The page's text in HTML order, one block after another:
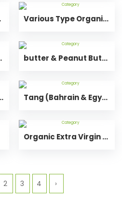
Various Type Organic Apple Cider Vinegar-বিভিন্ন প্রকার অর্গানিক এপেল সিডার ভিনেগার
আটা,যবের ছাতু butter & Peanut Butter-বাটার এবং পিনাট বাটার
মেস্ওয়াক, Attar-আতর Tang (Bahrain & Egypt)
Organic Extra Virgin Coconut Oil-অর্গানিক এক্সট্রা ভার্জিন কোকোনাট অয়েল
2 3 4 ›